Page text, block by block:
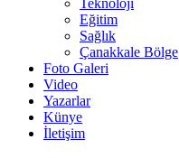
Teknoloji
Eğitim
Sağlık
Çanakkale Bölge
Foto Galeri
Video
Yazarlar
Künye
İletişim